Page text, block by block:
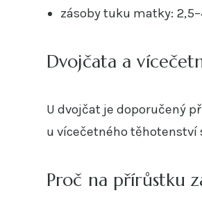
zásoby tuku matky:
Dvojčata a
U dvojčat je doporučený
u vícečetného těhotenství
Proč na přírůstku